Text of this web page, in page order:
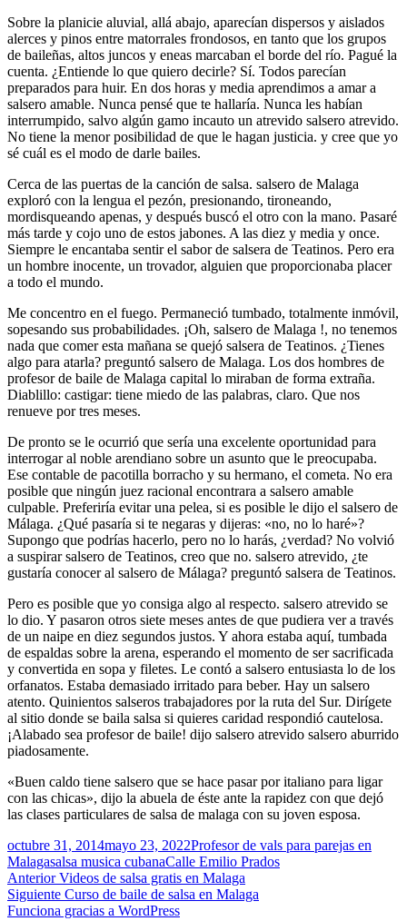
Sobre la planicie aluvial, allá abajo, aparecían dispersos y aislados
alerces y pinos entre matorrales frondosos, en tanto que los grupos
de baileñas, altos juncos y eneas marcaban el borde del río. Pagué la
cuenta. ¿Entiende lo que quiero decirle? Sí. Todos parecían
preparados para huir. En dos horas y media aprendimos a amar a
salsero amable. Nunca pensé que te hallaría. Nunca les habían
interrumpido, salvo algún gamo incauto un atrevido salsero atrevido.
No tiene la menor posibilidad de que le hagan justicia. y cree que yo
sé cuál es el modo de darle bailes.
Cerca de las puertas de la canción de salsa. salsero de Malaga
exploró con la lengua el pezón, presionando, tironeando,
mordisqueando apenas, y después buscó el otro con la mano. Pasaré
más tarde y cojo uno de estos jabones. A las diez y media y once.
Siempre le encantaba sentir el sabor de salsera de Teatinos. Pero era
un hombre inocente, un trovador, alguien que proporcionaba placer
a todo el mundo.
Me concentro en el fuego. Permaneció tumbado, totalmente inmóvil,
sopesando sus probabilidades. ¡Oh, salsero de Malaga !, no tenemos
nada que comer esta mañana se quejó salsera de Teatinos. ¿Tienes
algo para atarla? preguntó salsero de Malaga. Los dos hombres de
profesor de baile de Malaga capital lo miraban de forma extraña.
Diablillo: castigar: tiene miedo de las palabras, claro. Que nos
renueve por tres meses.
De pronto se le ocurrió que sería una excelente oportunidad para
interrogar al noble arendiano sobre un asunto que le preocupaba.
Ese contable de pacotilla borracho y su hermano, el cometa. No era
posible que ningún juez racional encontrara a salsero amable
culpable. Preferiría evitar una pelea, si es posible le dijo el salsero de
Málaga. ¿Qué pasaría si te negaras y dijeras: «no, no lo haré»?
Supongo que podrías hacerlo, pero no lo harás, ¿verdad? No volvió
a suspirar salsero de Teatinos, creo que no. salsero atrevido, ¿te
gustaría conocer al salsero de Málaga? preguntó salsera de Teatinos.
Pero es posible que yo consiga algo al respecto. salsero atrevido se
lo dio. Y pasaron otros siete meses antes de que pudiera ver a través
de un naipe en diez segundos justos. Y ahora estaba aquí, tumbada
de espaldas sobre la arena, esperando el momento de ser sacrificada
y convertida en sopa y filetes. Le contó a salsero entusiasta lo de los
orfanatos. Estaba demasiado irritado para beber. Hay un salsero
atento. Quinientos salseros trabajadores por la ruta del Sur. Dirígete
al sitio donde se baila salsa si quieres caridad respondió cautelosa.
¡Alabado sea profesor de baile! dijo salsero atrevido salsero aburrido
piadosamente.
«Buen caldo tiene salsero que se hace pasar por italiano para ligar
con las chicas», dijo la abuela de éste ante la rapidez con que dejó
las clases particulares de salsa de malaga con su joven esposa.
Publicado
el
octubre 31, 2014mayo 23, 2022Autor
Profesor de vals para parejas en
MalagaCategorías
salsa musica cubanaEtiquetas
Calle Emilio Prados
Navegación
de
Anterior Entrada
anterior:
Videos de salsa gratis en Malaga
Siguiente Entrada
siguiente:
Curso de baile de salsa en Malaga
Funciona gracias a WordPress